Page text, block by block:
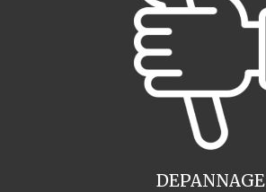
DEPANNAGE